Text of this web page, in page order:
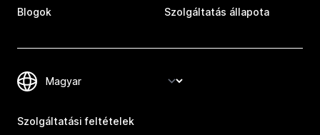
Blogok Szolgáltatás állapota
Szolgáltatási feltételek